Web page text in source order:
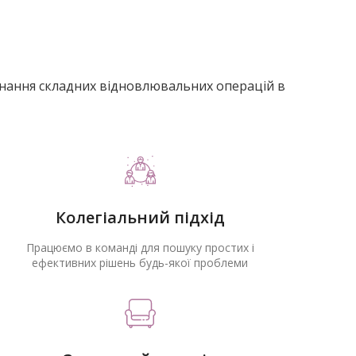
складних відновлювальних операцій в
Колегіальний підхід
Працюємо в команді для пошуку простих і
ефективних рішень будь-якої проблеми